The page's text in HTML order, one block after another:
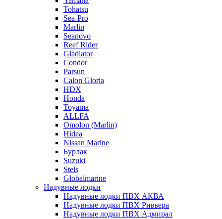
Tohatsu
Sea-Pro
Marlin
Seanovo
Reef Rider
Gladiator
Condor
Parsun
Calon Gloria
HDX
Honda
Toyama
ALLFA
Omolon (Marlin)
Hidea
Nissan Marine
Бурлак
Suzuki
Stels
Globalmarine
Надувные лодки
Надувные лодки ПВХ АКВА
Надувные лодки ПВХ Ривьера
Надувные лодки ПВХ Адмирал